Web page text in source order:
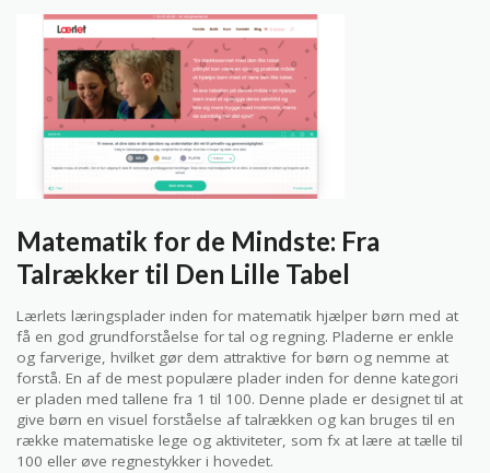
Matematik for de Mindste: Fra
Talrækker til Den Lille Tabel
Lærlets læringsplader inden for matematik hjælper børn med at
få en god grundforståelse for tal og regning. Pladerne er enkle
og farverige, hvilket gør dem attraktive for børn og nemme at
forstå. En af de mest populære plader inden for denne kategori
er pladen med tallene fra 1 til 100. Denne plade er designet til at
give børn en visuel forståelse af talrækken og kan bruges til en
række matematiske lege og aktiviteter, som fx at lære at tælle til
100 eller øve regnestykker i hovedet.